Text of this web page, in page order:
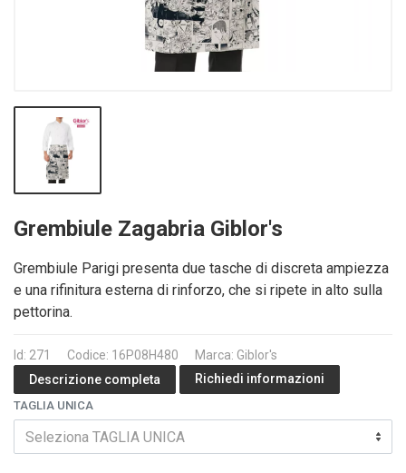
Grembiule Zagabria Giblor's
Grembiule Parigi presenta due tasche di discreta ampiezza
e una rifinitura esterna di rinforzo, che si ripete in alto sulla
pettorina.
Id: 271 Codice: 16P08H480
Marca: Giblor's
Descrizione completa
Richiedi informazioni
TAGLIA UNICA
Seleziona TAGLIA UNICA